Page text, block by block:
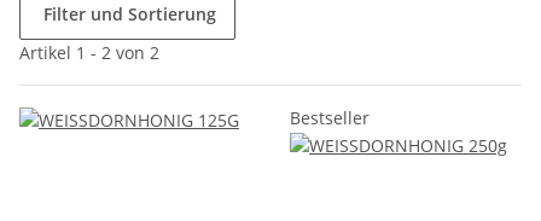
Filter und Sortierung
Artikel 1 - 2 von 2
Bestseller